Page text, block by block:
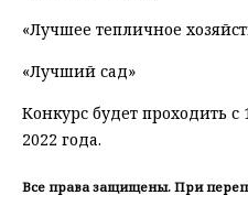
«Лучшее тепличное
«Лучший сад»
Конкурс будет проходить с
2022 года.
Все права защищены. При